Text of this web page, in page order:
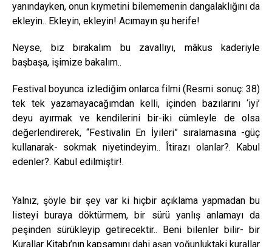
yanındayken, onun kıymetini bilememenin dangalaklığını da
ekleyin.. Ekleyin, ekleyin! Acımayın şu herife!
Neyse, biz bırakalım bu zavallıyı, mâkus kaderiyle
başbaşa, işimize bakalım..
Festival boyunca izlediğim onlarca filmi (Resmi sonuç: 38)
tek tek yazamayacağımdan kelli, içinden bazılarını ‘iyi’
deyu ayırmak ve kendilerini bir-iki cümleyle de olsa
değerlendirerek, “Festivalin En İyileri” sıralamasına -güç
kullanarak- sokmak niyetindeyim.. Îtirazı olanlar?. Kabul
edenler?. Kabul edilmiştir!.
Yalnız, şöyle bir şey var ki hiçbir açıklama yapmadan bu
listeyi buraya döktürmem, bir sürü yanlış anlamayı da
peşinden sürükleyip getirecektir.. Beni bilenler bilir- bir
Kurallar Kitabı’nın kapsamını dahi aşan yoğunluktaki kurallar